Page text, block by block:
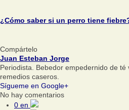
¿Cómo saber si un perro tiene
Compártelo
Juan Esteban Jorge
Periodista. Bebedor empedernido de
remedios caseros.
Sígueme en Google+
No hay comentarios
0 en